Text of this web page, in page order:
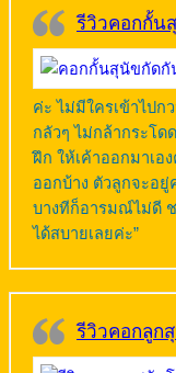
รีวิวคอกกั้น
ค่ะ ไม่มีใครเข้าไปก
กลัวๆ ไม่กล้ากระโด
ฝึก ให้เค้าออกมาเอ
ออกบ้าง ตัวลูกจะอยู่
บางทีก็อารมณ์ไม่ดี
ได้สบายเลยค่ะ”
รีวิวคอกลูก